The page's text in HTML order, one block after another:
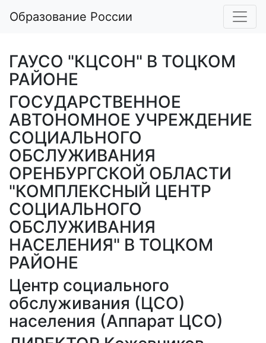
Образование России
ГАУСО "КЦСОН" В ТОЦКОМ
РАЙОНЕ
ГОСУДАРСТВЕННОЕ
АВТОНОМНОЕ УЧРЕЖДЕНИЕ
СОЦИАЛЬНОГО
ОБСЛУЖИВАНИЯ
ОРЕНБУРГСКОЙ ОБЛАСТИ
"КОМПЛЕКСНЫЙ ЦЕНТР
СОЦИАЛЬНОГО
ОБСЛУЖИВАНИЯ
НАСЕЛЕНИЯ" В ТОЦКОМ
РАЙОНЕ
Центр социального
обслуживания (ЦСО)
населения (Аппарат ЦСО)